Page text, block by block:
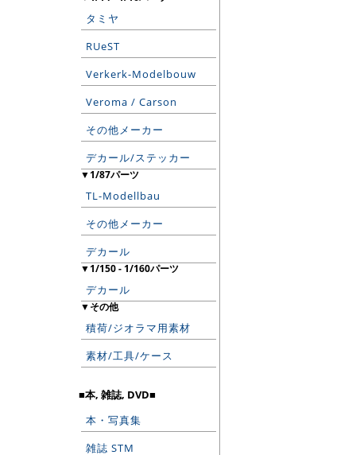
タミヤ
RUeST
Verkerk-Modelbouw
Veroma / Carson
その他メーカー
デカール/ステッカー
▼1/87パーツ
TL-Modellbau
その他メーカー
デカール
▼1/150 - 1/160パーツ
デカール
▼その他
積荷/ジオラマ用素材
素材/工具/ケース
■本, 雑誌, DVD■
本・写真集
雑誌 STM